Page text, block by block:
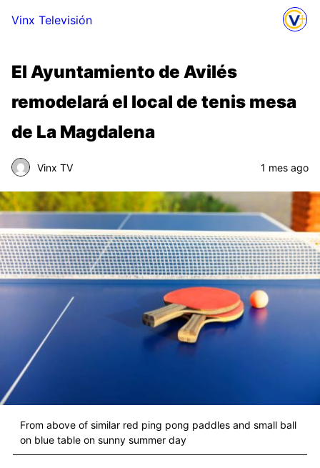
Vinx Televisión
El Ayuntamiento de Avilés
remodelará el local de tenis mesa
de La Magdalena
Vinx TV 1 mes ago
From above of similar red ping pong paddles and small ball
on blue table on sunny summer day